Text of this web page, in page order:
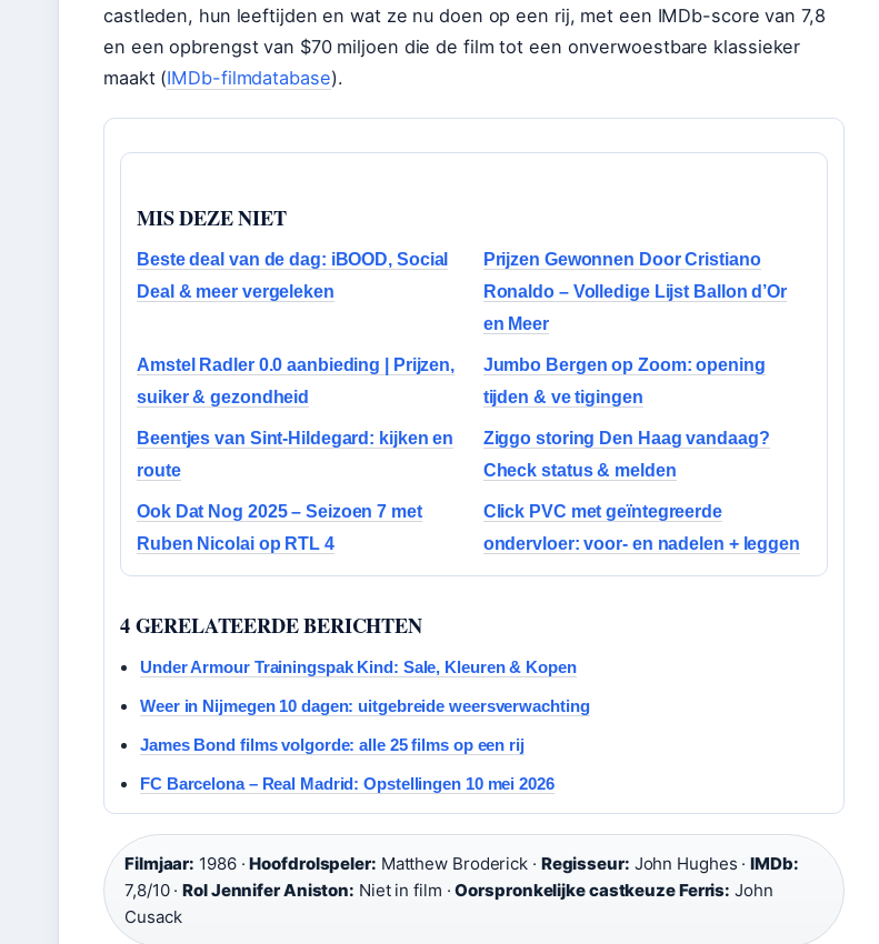
castleden, hun leeftijden en wat ze nu doen op een rij, met een IMDb-score van 7,8
en een opbrengst van $70 miljoen die de film tot een onverwoestbare klassieker
maakt (IMDb-filmdatabase).
MIS DEZE NIET
Beste deal van de dag: iBOOD, Social
Deal & meer vergeleken
Prijzen Gewonnen Door Cristiano
Ronaldo – Volledige Lijst Ballon d’Or
en Meer
Amstel Radler 0.0 aanbieding | Prijzen,
suiker & gezondheid
Jumbo Bergen op Zoom: opening
tijden & ve tigingen
Beentjes van Sint-Hildegard: kijken en
route
Ziggo storing Den Haag vandaag?
Check status & melden
Ook Dat Nog 2025 – Seizoen 7 met
Ruben Nicolai op RTL 4
Click PVC met geïntegreerde
ondervloer: voor- en nadelen + leggen
4 GERELATEERDE BERICHTEN
Under Armour Trainingspak Kind: Sale, Kleuren & Kopen
Weer in Nijmegen 10 dagen: uitgebreide weersverwachting
James Bond films volgorde: alle 25 films op een rij
FC Barcelona – Real Madrid: Opstellingen 10 mei 2026
Filmjaar: 1986 ·Hoofdrolspeler: Matthew Broderick · Regisseur: John Hughes ·IMDb:
7,8/10 ·Rol Jennifer Aniston: Niet in film ·Oorspronkelijke castkeuze Ferris: John
Cusack